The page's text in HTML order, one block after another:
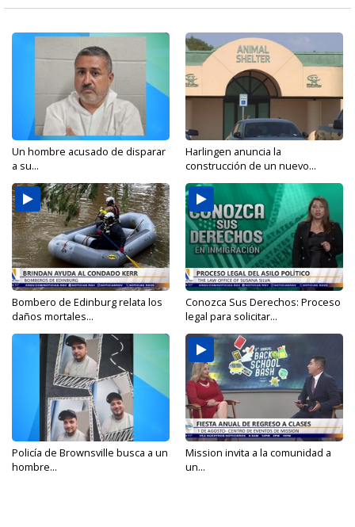
Un hombre acusado de disparar
a su...
Harlingen anuncia la
construcción de un nuevo...
Bombero de Edinburg relata los
daños mortales...
Conozca Sus Derechos: Proceso
legal para solicitar...
Policía de Brownsville busca a un
hombre...
Mission invita a la comunidad a
un...